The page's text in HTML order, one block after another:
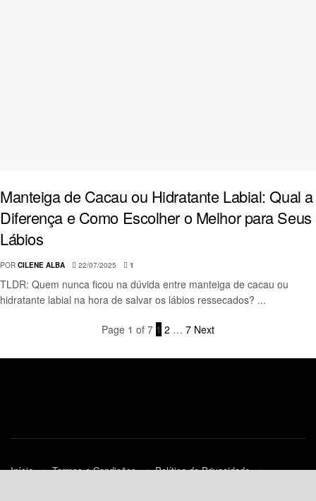
Manteiga de Cacau ou Hidratante Labial: Qual a
Diferença e Como Escolher o Melhor para Seus
Lábios
POR CILENE ALBA 22/07/2025 1
TLDR: Quem nunca ficou na dúvida entre manteiga de cacau ou
hidratante labial na hora de salvar os lábios ressecados? ...
Page 1 of 7 1 2 … 7 Next
Início Termos e Condições
Política de Privacidade